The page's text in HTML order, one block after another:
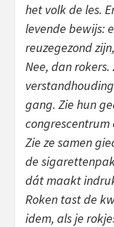
het volk de les.
levende bewijs:
reuzegezond
Nee, dan
gang. Zie hun
Zie ze samen
de
dát maakt
Roken tast de
idem, als je